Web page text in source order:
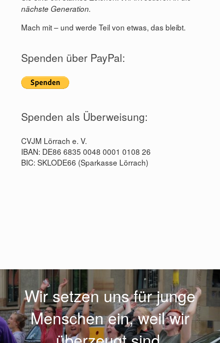
nächste Generation.
Mach mit – und werde Teil von etwas, das bleibt.
Spenden über PayPal:
Spenden als Überweisung:
CVJM Lörrach e. V.
IBAN: DE86 6835 0048 0001 0108 26
BIC: SKLODE66 (Sparkasse Lörrach)
Wir setzen uns für junge
Menschen ein, weil wir